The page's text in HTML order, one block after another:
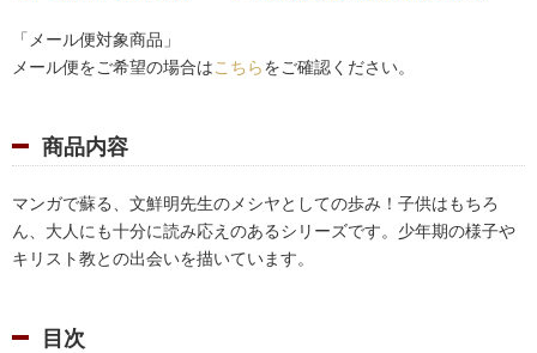
「メール便対象商品」
メール便をご希望の場合はこちらをご確認ください。
商品内容
マンガで蘇る、文鮮明先生のメシヤとしての歩み！子供はもちろ
ん、大人にも十分に読み応えのあるシリーズです。少年期の様子や
キリスト教との出会いを描いています。
目次